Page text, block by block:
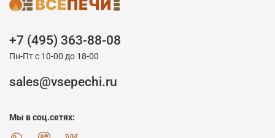
+7 (495) 363-88-08
Пн-Пт с 10-00 до 18-00
sales@vsepechi.ru
Мы в соц.сетях: